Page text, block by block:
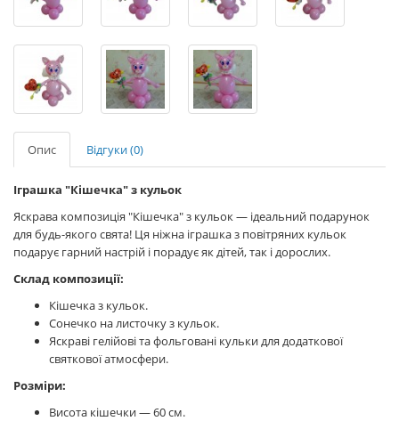
Опис Відгуки (0)
Іграшка "Кішечка" з кульок
Яскрава композиція "Кішечка" з кульок — ідеальний подарунок
для будь-якого свята! Ця ніжна іграшка з повітряних кульок
подарує гарний настрій і порадує як дітей, так і дорослих.
Склад композиції:
Кішечка з кульок.
Сонечко на листочку з кульок.
Яскраві гелійові та фольговані кульки для додаткової
святкової атмосфери.
Розміри:
Висота кішечки — 60 см.